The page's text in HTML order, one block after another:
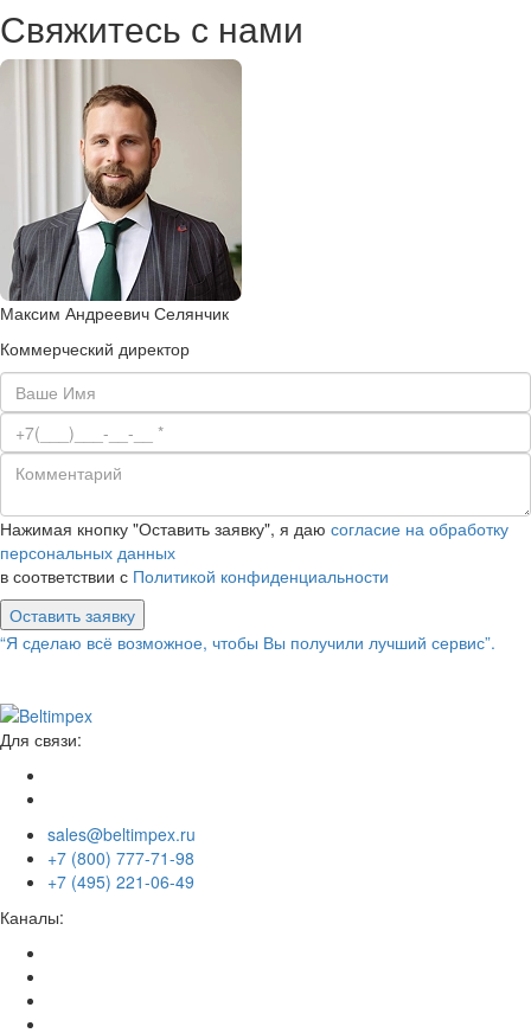
Свяжитесь с нами
Максим Андреевич Селянчик
Коммерческий директор
Нажимая кнопку "Оставить заявку", я даю согласие на обработку
персональных данных
в соответствии с Политикой конфиденциальности
Оставить заявку
“Я сделаю всё возможное, чтобы Вы получили лучший сервис”.
Для связи:
sales@beltimpex.ru
+7 (800) 777-71-98
+7 (495) 221-06-49
Каналы: